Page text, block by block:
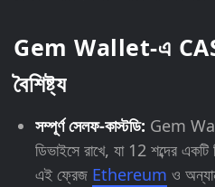
Gem Wallet-এ
বৈশিষ্ট্য
সম্পূর্ণ সেলফ-কাস্টডি: Gem
ডিভাইসে রাখে, যা 12 শব্দের
এই ফ্রেজ Ethereum ও